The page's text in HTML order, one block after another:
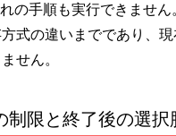
の手順も実行できませ
式の違いまでであり、
せん。
制限と終了後の選択